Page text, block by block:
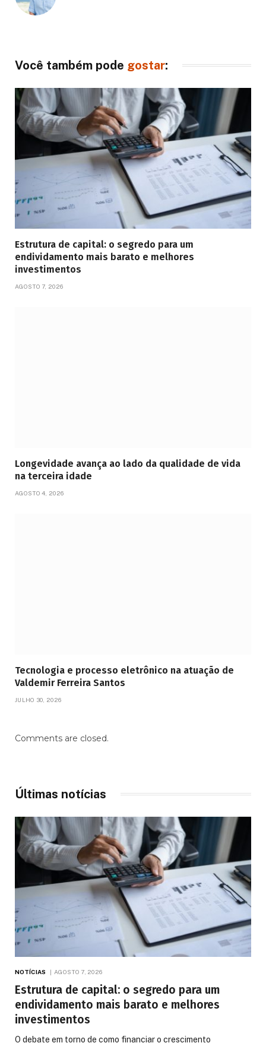
Você também pode gostar:
Estrutura de capital: o segredo para um
endividamento mais barato e melhores
investimentos
AGOSTO 7, 2026
Longevidade avança ao lado da qualidade de vida
na terceira idade
AGOSTO 4, 2026
Tecnologia e processo eletrônico na atuação de
Valdemir Ferreira Santos
JULHO 30, 2026
Comments are closed.
Últimas notícias
NOTÍCIAS AGOSTO 7, 2026
Estrutura de capital: o segredo para um
endividamento mais barato e melhores
investimentos
O debate em torno de como financiar o crescimento